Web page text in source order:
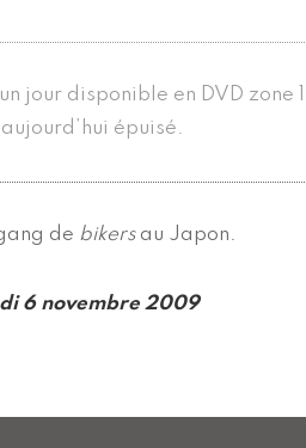
jour disponible en DVD zone
épuisé.
de bikersau Japon.
6 novembre 2009